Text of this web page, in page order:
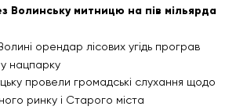
Волинську митницю на пів мільярда
орендар лісових угідь програв
нацпарку
провели громадські слухання щодо
ринку і Старого міста